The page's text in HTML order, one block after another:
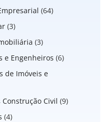
(64)
(3)
(3)
e Engenheiros (6)
de Imóveis e
Civil (9)
(4)